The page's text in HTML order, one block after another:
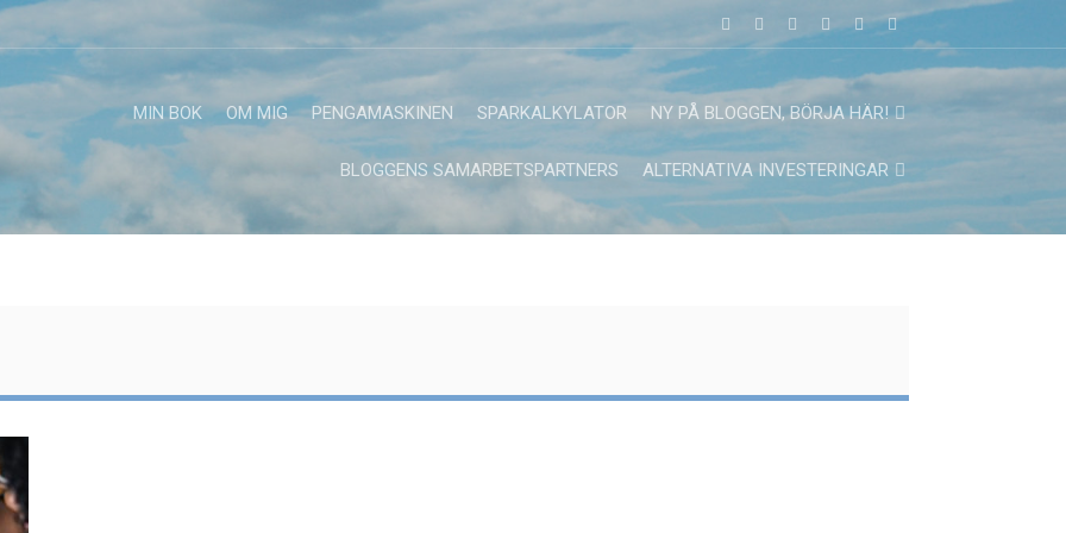
MIN BOK OM MIG PENGAMASKINEN SPARKALKYLATOR NY PÅ BLOGGEN, BÖRJA HÄR!
BLOGGENS SAMARBETSPARTNERS ALTERNATIVA INVESTERINGAR